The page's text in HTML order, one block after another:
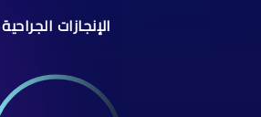
الإنجازات الجراحية